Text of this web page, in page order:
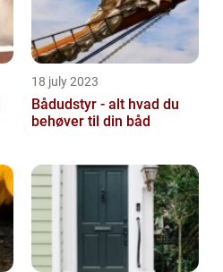
18 july 2023
Bådudstyr - alt hvad du
behøver til din båd